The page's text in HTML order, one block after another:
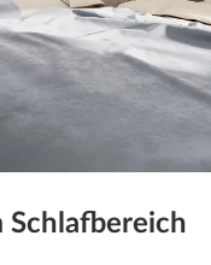
Schlafbereich